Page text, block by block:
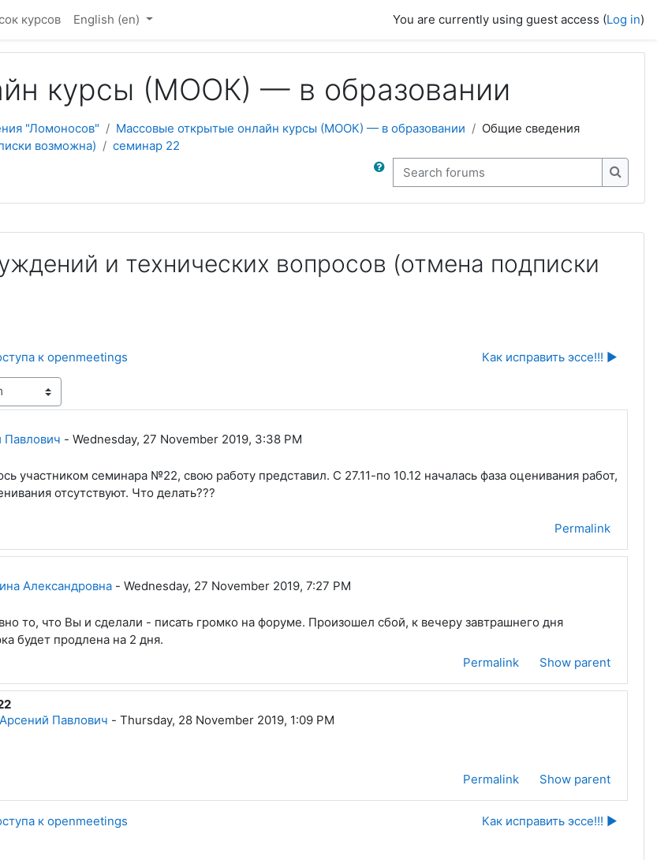
курсов English ‎(en)‎ You are currently using guest access (Log in)
курсы (МООК) — в образовании
"Ломоносов" Массовые открытые онлайн курсы (МООК) — в образовании
Общие сведения
возможна)
семинар 22
Search forums
и технических вопросов (отмена подписки
к openmeetings Как исправить эссе!!! ▶︎
Павлович - Wednesday, 27 November 2019, 3:38 PM
участником семинара №22, свою работу представил. С 27.11-по 10.12 началась фаза оценивания работ,
отсутствуют. Что делать???
Permalink
Арсений Павлович
Александровна -Wednesday, 27 November 2019, 7:27 PM
то, что Вы и сделали - писать громко на форуме. Произошел сбой, к вечеру завтрашнего дня
будет продлена на 2 дня.
Permalink
Show parent
Полина Александровна
Павлович - Thursday, 28 November 2019, 1:09 PM
Permalink
Show parent
к openmeetings Как исправить эссе!!! ▶︎